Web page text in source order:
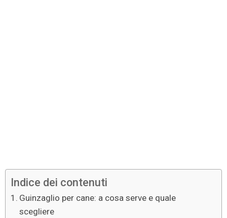
Indice dei contenuti
Guinzaglio per cane: a cosa serve e quale
scegliere